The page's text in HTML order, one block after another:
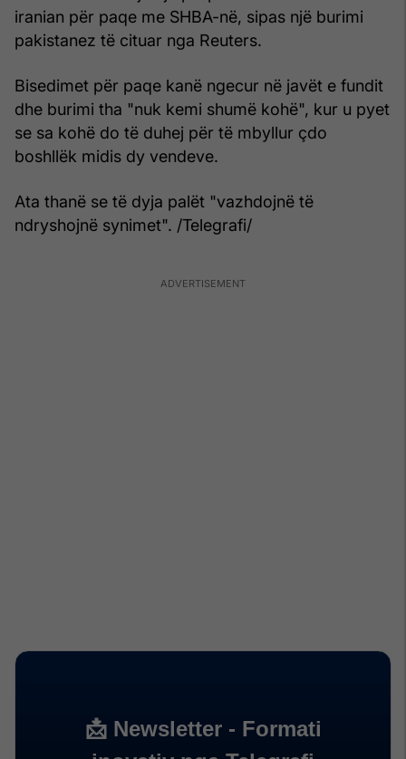
iranian për paqe me SHBA-në, sipas një burimi
pakistanez të cituar nga Reuters.
Bisedimet për paqe kanë ngecur në javët e fundit
dhe burimi tha "nuk kemi shumë kohë", kur u pyet
se sa kohë do të duhej për të mbyllur çdo
boshllëk midis dy vendeve.
Ata thanë se të dyja palët "vazhdojnë të
ndryshojnë synimet". /Telegrafi/